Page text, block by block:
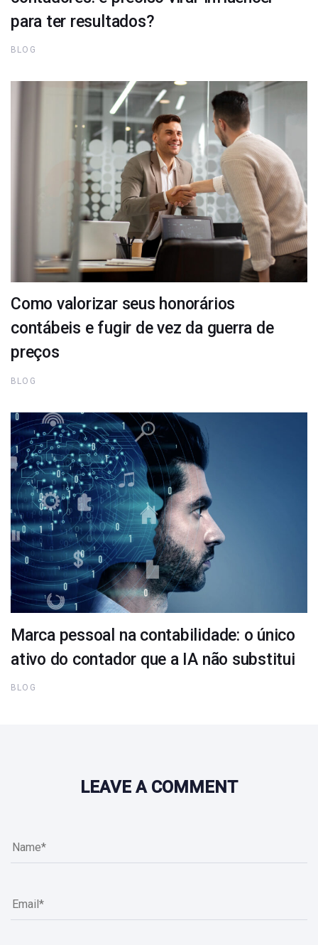
para ter resultados?
BLOG
Como valorizar seus honorários
contábeis e fugir de vez da guerra de
preços
BLOG
Marca pessoal na contabilidade: o único
ativo do contador que a IA não substitui
BLOG
LEAVE A COMMENT